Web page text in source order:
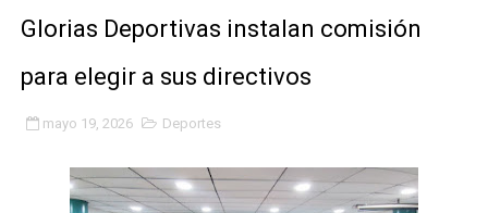
Alcaldía del Municipio Libertador realizó una jornada
Fundacite Mérida dicta taller gratuito de electrónica
INN-Mérida celebró el Lacto grado para promover el
Impulsan plan estratégico de seguridad ciudadana
Glorias Deportivas instalan comisión
para elegir a sus directivos
mayo 19, 2026 Deportes